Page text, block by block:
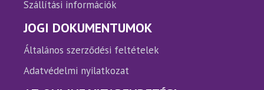
Szállítási információk
JOGI DOKUMENTUMOK
Általános szerződési feltételek
Adatvédelmi nyilatkozat